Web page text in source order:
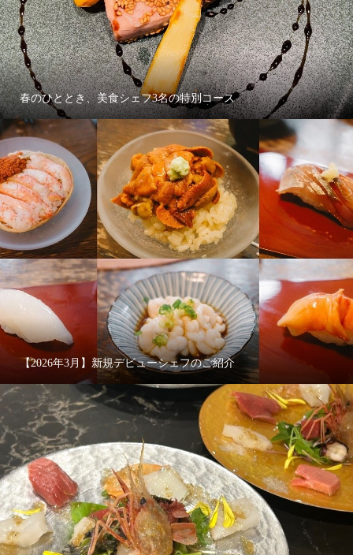
春のひととき、美食シェフ3名の特別コース
【2026年3月】新規デビューシェフのご紹介